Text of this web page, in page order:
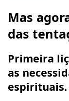
Mas
das
Primeira
as
espirituais.